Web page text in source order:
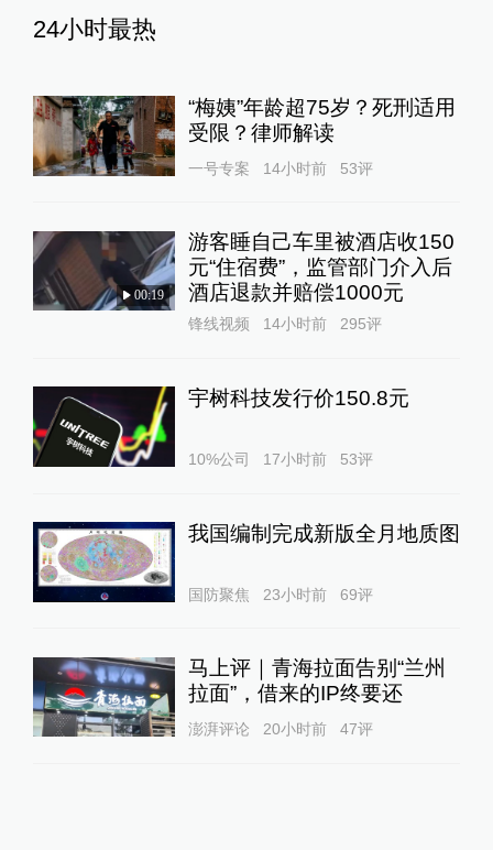
24小时最热
“梅姨”年龄超75岁？死刑适用
受限？律师解读
一号专案 14小时前 53评
00:19
游客睡自己车里被酒店收150
元“住宿费”，监管部门介入后
酒店退款并赔偿1000元
锋线视频 14小时前 295评
宇树科技发行价150.8元
10%公司 17小时前 53评
我国编制完成新版全月地质图
国防聚焦 23小时前 69评
马上评｜青海拉面告别“兰州
拉面”，借来的IP终要还
澎湃评论 20小时前 47评